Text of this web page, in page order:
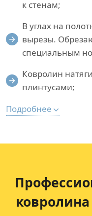
к стенам;
В углах на
вырезы.
специальным
Ковролин
плинтусами;
Подробнее